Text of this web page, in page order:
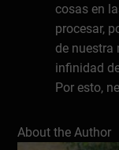
cosas en
procesar,
de nuestra
infinidad
Por esto,
consiste
About the Author